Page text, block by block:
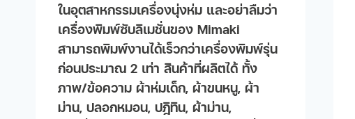
ในอุตสาหกรรมเครื่องนุ่งห่ม และอย่าลืมว่า
เครื่องพิมพ์ซับลิเมชั่นของ Mimaki
สามารถพิมพ์งานได้เร็วกว่าเครื่องพิมพ์รุ่น
ก่อนประมาณ 2 เท่า สินค้าที่ผลิตได้ ทั้ง
ภาพ/ข้อความ ผ้าห่มเด็ก, ผ้าขนหนู, ผ้า
ม่าน, ปลอกหมอน, ปฎิทิน, ผ้าม่าน,